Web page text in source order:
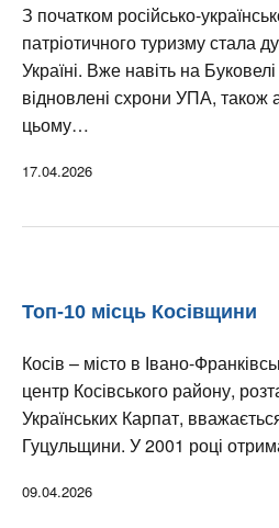
З початком російсько-
патріотичного туризму стала
Україні. Вже навіть на
відновлені схрони УПА, також
цьому…
17.04.2026
Топ-10 місць Косівщини
Косів – місто в Івано-
центр Косівського району,
Українських Карпат,
Гуцульщини. У 2001 році
09.04.2026